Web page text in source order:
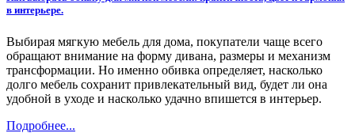
в интерьере.
Выбирая мягкую мебель для дома, покупатели чаще всего
обращают внимание на форму дивана, размеры и механизм
трансформации. Но именно обивка определяет, насколько
долго мебель сохранит привлекательный вид, будет ли она
удобной в уходе и насколько удачно впишется в интерьер.
Подробнее...